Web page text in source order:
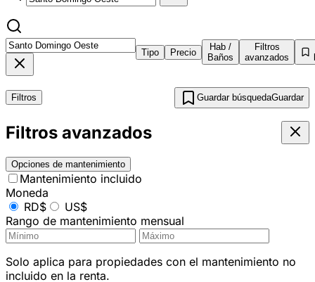
Tipo Precio
Hab /
Baños
Filtros
avanzados
Filtros Guardar búsquedaGuardar
Filtros avanzados
Opciones de mantenimiento
Mantenimiento incluido
Moneda
RD$
US$
Rango de mantenimiento mensual
Solo aplica para propiedades con el mantenimiento no
incluido en la renta.